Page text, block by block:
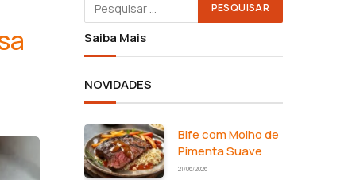
Saiba Mais
NOVIDADES
Bife com Molho de
Pimenta Suave
21/06/2026